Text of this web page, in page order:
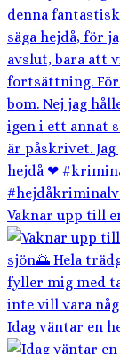
Vaknar upp till
Idag väntar en